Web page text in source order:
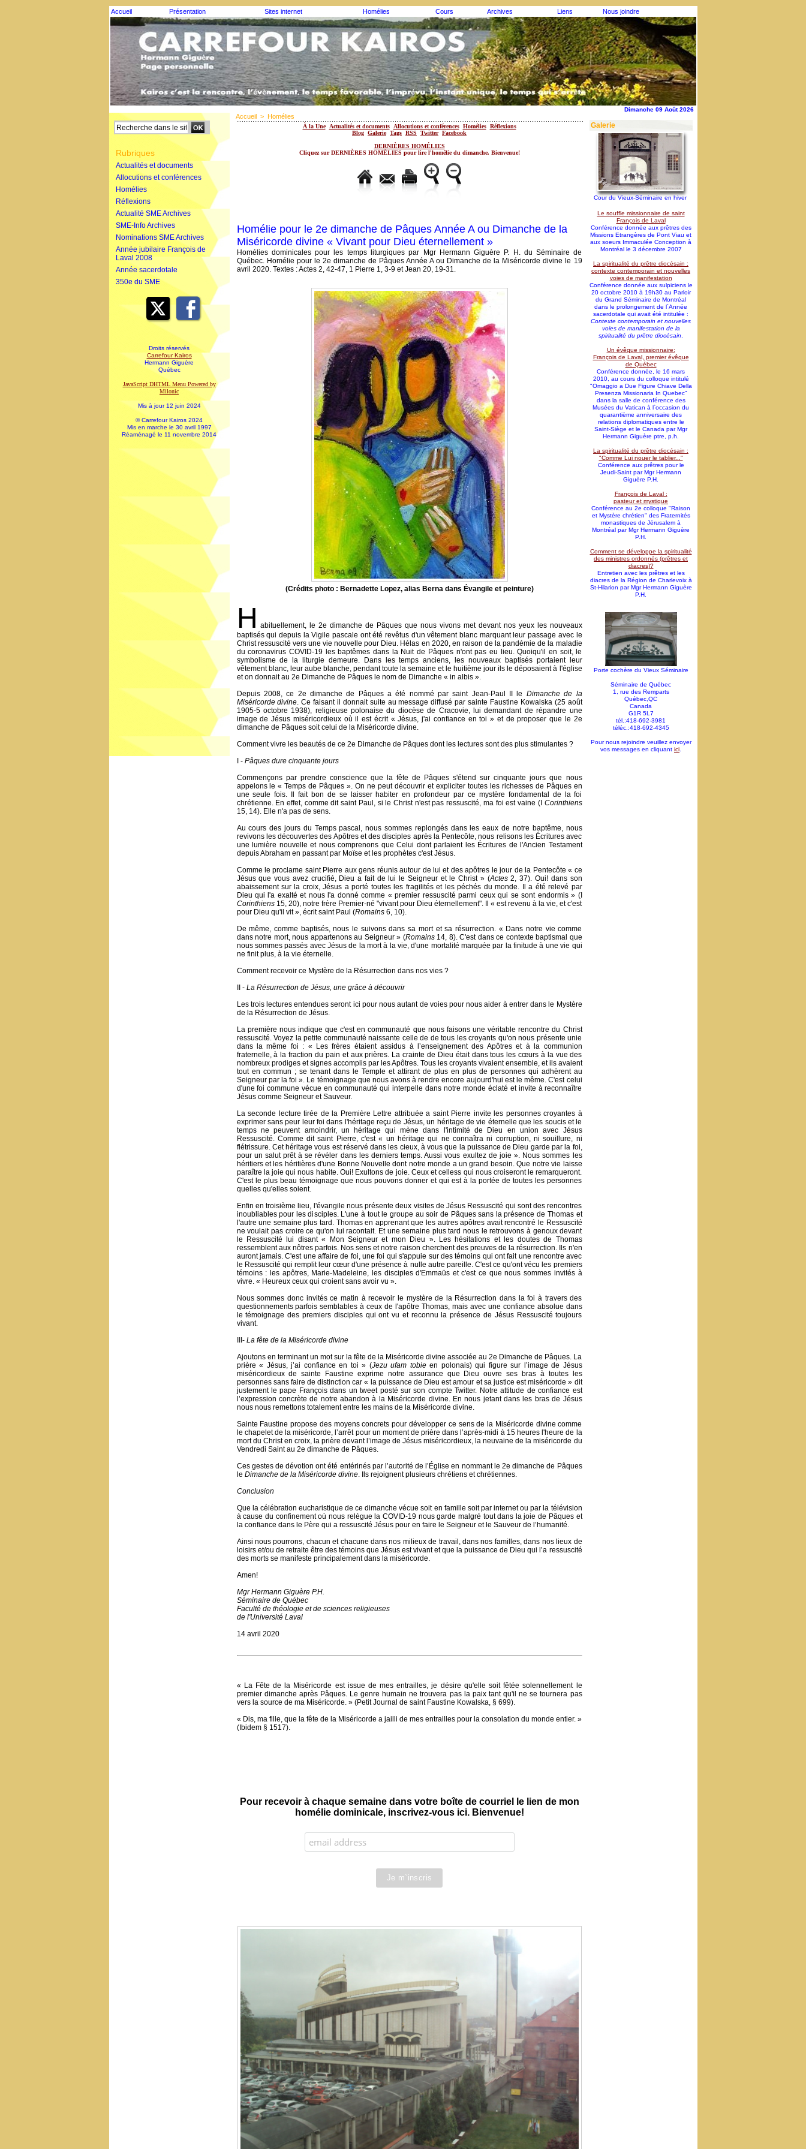
Accueil Présentation Sites internet Homélies Cours Archives Liens Nous joindre
Dimanche 09 Août 2026
Rubriques
Actualités et documents
Allocutions et conférences
Homélies
Réflexions
Actualité SME Archives
SME-Info Archives
Nominations SME Archives
Année jubilaire François de
Laval 2008
Année sacerdotale
350e du SME
Droits réservés
Carrefour Kairos
Hermann Giguère
Québec
JavaScript DHTML Menu Powered by
Milonic
Mis à jour 12 juin 2024
© Carrefour Kairos 2024
Mis en marche le 30 avril 1997
Réaménagé le 11 novembre 2014
Accueil > Homélies
À la Une Actualités et documents Allocutions et conférences Homélies Réflexions
Blog Galerie Tags RSS Twitter Facebook
DERNIÈRES HOMÉLIES
Cliquez sur DERNIÈRES HOMÉLIES pour lire l'homélie du dimanche. Bienvenue!
Homélie pour le 2e dimanche de Pâques Année A ou Dimanche de la
Miséricorde divine « Vivant pour Dieu éternellement »
Homélies dominicales pour les temps liturgiques par Mgr Hermann Giguère P. H. du Séminaire de
Québec. Homélie pour le 2e dimanche de Pâques Année A ou Dimanche de la Miséricorde divine le 19
avril 2020. Textes : Actes 2, 42-47, 1 Pierre 1, 3-9 et Jean 20, 19-31.
(Crédits photo : Bernadette Lopez, alias Berna dans Évangile et peinture)
H abituellement, le 2e dimanche de Pâques que nous vivons met devant nos yeux les nouveaux
baptisés qui depuis la Vigile pascale ont été revêtus d'un vêtement blanc marquant leur passage avec le
Christ ressuscité vers une vie nouvelle pour Dieu. Hélas en 2020, en raison de la pandémie de la maladie
du coronavirus COVID-19 les baptêmes dans la Nuit de Pâques n'ont pas eu lieu. Quoiqu'il en soit, le
symbolisme de la liturgie demeure. Dans les temps anciens, les nouveaux baptisés portaient leur
vêtement blanc, leur aube blanche, pendant toute la semaine et le huitième jour ils le déposaient à l'église
et on donnait au 2e Dimanche de Pâques le nom de Dimanche « in albis ».
Depuis 2008, ce 2e dimanche de Pâques a été nommé par saint Jean-Paul II le Dimanche de la
Miséricorde divine. Ce faisant il donnait suite au message diffusé par sainte Faustine Kowalska (25 août
1905-5 octobre 1938), religieuse polonaise du diocèse de Cracovie, lui demandant de répandre une
image de Jésus miséricordieux où il est écrit « Jésus, j'ai confiance en toi » et de proposer que le 2e
dimanche de Pâques soit celui de la Miséricorde divine.
Comment vivre les beautés de ce 2e Dimanche de Pâques dont les lectures sont des plus stimulantes ?
I - Pâques dure cinquante jours
Commençons par prendre conscience que la fête de Pâques s'étend sur cinquante jours que nous
appelons le « Temps de Pâques ». On ne peut découvrir et expliciter toutes les richesses de Pâques en
une seule fois. Il fait bon de se laisser habiter en profondeur par ce mystère fondamental de la foi
chrétienne. En effet, comme dit saint Paul, si le Christ n'est pas ressuscité, ma foi est vaine (I Corinthiens
15, 14). Elle n'a pas de sens.
Au cours des jours du Temps pascal, nous sommes replongés dans les eaux de notre baptême, nous
revivons les découvertes des Apôtres et des disciples après la Pentecôte, nous relisons les Écritures avec
une lumière nouvelle et nous comprenons que Celui dont parlaient les Écritures de l'Ancien Testament
depuis Abraham en passant par Moïse et les prophètes c'est Jésus.
Comme le proclame saint Pierre aux gens réunis autour de lui et des apôtres le jour de la Pentecôte « ce
Jésus que vous avez crucifié, Dieu a fait de lui le Seigneur et le Christ » (Actes2, 37). Oui! dans son
abaissement sur la croix, Jésus a porté toutes les fragilités et les péchés du monde. Il a été relevé par
Dieu qui l'a exalté et nous l'a donné comme « premier ressuscité parmi ceux qui se sont endormis » (I
Corinthiens15, 20), notre frère Premier-né "vivant pour Dieu éternellement". Il « est revenu à la vie, et c'est
pour Dieu qu'il vit », écrit saint Paul (Romains6, 10).
De même, comme baptisés, nous le suivons dans sa mort et sa résurrection. « Dans notre vie comme
dans notre mort, nous appartenons au Seigneur » (Romains14, 8). C'est dans ce contexte baptismal que
nous sommes passés avec Jésus de la mort à la vie, d'une mortalité marquée par la finitude à une vie qui
ne finit plus, à la vie éternelle.
Comment recevoir ce Mystère de la Résurrection dans nos vies ?
II - La Résurrection de Jésus, une grâce à découvrir
Les trois lectures entendues seront ici pour nous autant de voies pour nous aider à entrer dans le Mystère
de la Résurrection de Jésus.
La première nous indique que c'est en communauté que nous faisons une véritable rencontre du Christ
ressuscité. Voyez la petite communauté naissante celle de de tous les croyants qu'on nous présente unie
dans la même foi : « Les frères étaient assidus à l’enseignement des Apôtres et à la communion
fraternelle, à la fraction du pain et aux prières. La crainte de Dieu était dans tous les cœurs à la vue des
nombreux prodiges et signes accomplis par les Apôtres. Tous les croyants vivaient ensemble, et ils avaient
tout en commun ; se tenant dans le Temple et attirant de plus en plus de personnes qui adhèrent au
Seigneur par la foi ». Le témoignage que nous avons à rendre encore aujourd'hui est le même. C'est celui
d'une foi commune vécue en communauté qui interpelle dans notre monde éclaté et invite à reconnaître
Jésus comme Seigneur et Sauveur.
La seconde lecture tirée de la Première Lettre attribuée a saint Pierre invite les personnes croyantes à
exprimer sans peur leur foi dans l'héritage reçu de Jésus, un héritage de vie éternelle que les soucis et le
temps ne peuvent amoindrir, un héritage qui mène dans l'intimité de Dieu en union avec Jésus
Ressuscité. Comme dit saint Pierre, c'est « un héritage qui ne connaîtra ni corruption, ni souillure, ni
flétrissure. Cet héritage vous est réservé dans les cieux, à vous que la puissance de Dieu garde par la foi,
pour un salut prêt à se révéler dans les derniers temps. Aussi vous exultez de joie ». Nous sommes les
héritiers et les héritières d'une Bonne Nouvelle dont notre monde a un grand besoin. Que notre vie laisse
paraître la joie qui nous habite. Oui! Exultons de joie. Ceux et celless qui nous croiseront le remarqueront.
C'est le plus beau témoignage que nous pouvons donner et qui est à la portée de toutes les personnes
quelles qu'elles soient.
Enfin en troisième lieu, l'évangile nous présente deux visites de Jésus Ressuscité qui sont des rencontres
inoubliables pour les disciples. L'une à tout le groupe au soir de Pâques sans la présence de Thomas et
l'autre une semaine plus tard. Thomas en apprenant que les autres apôtres avait rencontré le Ressuscité
ne voulait pas croire ce qu'on lui racontait. Et une semaine plus tard nous le retrouvons à genoux devant
le Ressuscité lui disant « Mon Seigneur et mon Dieu ». Les hésitations et les doutes de Thomas
ressemblent aux nôtres parfois. Nos sens et notre raison cherchent des preuves de la résurrection. Ils n'en
auront jamais. C'est une affaire de foi, une foi qui s'appuie sur des témoins qui ont fait une rencontre avec
le Ressuscité qui remplit leur cœur d'une présence à nulle autre pareille. C'est ce qu'ont vécu les premiers
témoins : les apôtres, Marie-Madeleine, les disciples d'Emmaüs et c'est ce que nous sommes invités à
vivre. « Heureux ceux qui croient sans avoir vu ».
Nous sommes donc invités ce matin à recevoir le mystère de la Résurrection dans la foi à travers des
questionnements parfois semblables à ceux de l'apôtre Thomas, mais avec une confiance absolue dans
le témoignage des premiers disciples qui ont vu et reconnu la présence de Jésus Ressuscité toujours
vivant.
III- La fête de la Miséricorde divine
Ajoutons en terminant un mot sur la fête de la Miséricorde divine associée au 2e Dimanche de Pâques. La
prière « Jésus, j’ai confiance en toi » (Jezu ufam tobieen polonais) qui figure sur l’image de Jésus
miséricordieux de sainte Faustine exprime notre assurance que Dieu ouvre ses bras à toutes les
personnes sans faire de distinction car « la puissance de Dieu est amour et sa justice est miséricorde » dit
justement le pape François dans un tweet posté sur son compte Twitter. Notre attitude de confiance est
l’expression concrète de notre abandon à la Miséricorde divine. En nous jetant dans les bras de Jésus
nous nous remettons totalement entre les mains de la Miséricorde divine.
Sainte Faustine propose des moyens concrets pour développer ce sens de la Miséricorde divine comme
le chapelet de la miséricorde, l’arrêt pour un moment de prière dans l’après-midi à 15 heures l'heure de la
mort du Christ en croix, la prière devant l’image de Jésus miséricordieux, la neuvaine de la miséricorde du
Vendredi Saint au 2e dimanche de Pâques.
Ces gestes de dévotion ont été entérinés par l’autorité de l’Église en nommant le 2e dimanche de Pâques
le Dimanche de la Miséricorde divine. Ils rejoignent plusieurs chrétiens et chrétiennes.
Conclusion
Que la célébration eucharistique de ce dimanche vécue soit en famille soit par internet ou par la télévision
à cause du confinement où nous relègue la COVID-19 nous garde malgré tout dans la joie de Pâques et
la confiance dans le Père qui a ressuscité Jésus pour en faire le Seigneur et le Sauveur de l’humanité.
Ainsi nous pourrons, chacun et chacune dans nos milieux de travail, dans nos familles, dans nos lieux de
loisirs et/ou de retraite être des témoins que Jésus est vivant et que la puissance de Dieu qui l’a ressuscité
des morts se manifeste principalement dans la miséricorde.
Amen!
Mgr Hermann Giguère P.H.
Séminaire de Québec
Faculté de théologie et de sciences religieuses
de l'Université Laval
14 avril 2020
« La Fête de la Miséricorde est issue de mes entrailles, je désire qu'elle soit fêtée solennellement le
premier dimanche après Pâques. Le genre humain ne trouvera pas la paix tant qu'il ne se tournera pas
vers la source de ma Miséricorde. » (Petit Journal de saint Faustine Kowalska, § 699).
« Dis, ma fille, que la fête de la Miséricorde a jailli de mes entrailles pour la consolation du monde entier. »
(Ibidem § 1517).
Pour recevoir à chaque semaine dans votre boîte de courriel le lien de mon
homélie dominicale, inscrivez-vous ici. Bienvenue!
Galerie
Cour du Vieux-Séminaire en hiver
Le souffle missionnaire de saint
François de Laval
Conférence donnée aux prêtres des
Missions Etrangères de Pont Viau et
aux soeurs Immaculée Conception à
Montréal le 3 décembre 2007
La spiritualité du prêtre diocésain :
contexte contemporain et nouvelles
voies de manifestation
Conférence donnée aux sulpiciens le
20 octobre 2010 à 19h30 au Parloir
du Grand Séminaire de Montréal
dans le prolongement de l`Année
sacerdotale qui avait été intitulée :
Contexte contemporain et nouvelles
voies de manifestation de la
spiritualité du prêtre diocésain
Un évêque missionnaire:
François de Laval, premier évêque
de Québec
Conférence donnée, le 16 mars
2010, au cours du colloque intitulé
"Omaggio a Due Figure Chiave Della
Presenza Missionaria In Quebec"
dans la salle de conférence des
Musées du Vatican à l`occasion du
quarantième anniversaire des
relations diplomatiques entre le
Saint-Siège et le Canada par Mgr
Hermann Giguère ptre, p.h.
La spiritualité du prêtre diocésain :
"Comme Lui nouer le tablier..."
Conférence aux prêtres pour le
Jeudi-Saint par Mgr Hermann
Giguère P.H.
François de Laval :
pasteur et mystique
Conférence au 2e colloque "Raison
et Mystère chrétien" des Fraternités
monastiques de Jérusalem à
Montréal par Mgr Hermann Giguère
P.H.
Comment se développe la spiritualité
des ministres ordonnés (prêtres et
diacres)?
Entretien avec les prêtres et les
diacres de la Région de Charlevoix à
St-Hilarion par Mgr Hermann Giguère
P.H.
Porte cochère du Vieux Séminaire
Séminaire de Québec
1, rue des Remparts
Québec,QC
Canada
G1R 5L7
tél.:418-692-3981
téléc.:418-692-4345
Pour nous rejoindre veuillez envoyer
vos messages en cliquant ici